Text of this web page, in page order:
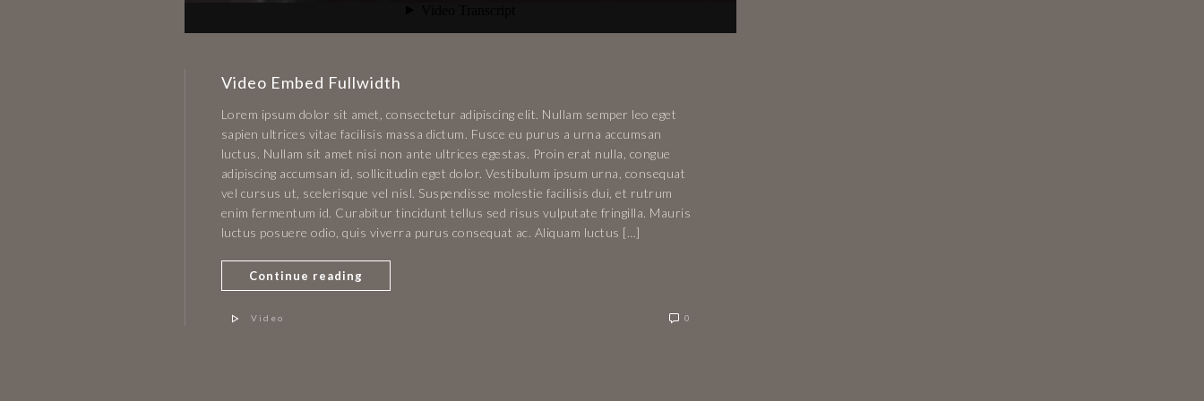
Video Embed Fullwidth
Lorem ipsum dolor sit amet, consectetur adipiscing elit. Nullam semper leo eget
sapien ultrices vitae facilisis massa dictum. Fusce eu purus a urna accumsan
luctus. Nullam sit amet nisi non ante ultrices egestas. Proin erat nulla, congue
adipiscing accumsan id, sollicitudin eget dolor. Vestibulum ipsum urna, consequat
vel cursus ut, scelerisque vel nisl. Suspendisse molestie facilisis dui, et rutrum
enim fermentum id. Curabitur tincidunt tellus sed risus vulputate fringilla. Mauris
luctus posuere odio, quis viverra purus consequat ac. Aliquam luctus […]
Continue reading
Video 0